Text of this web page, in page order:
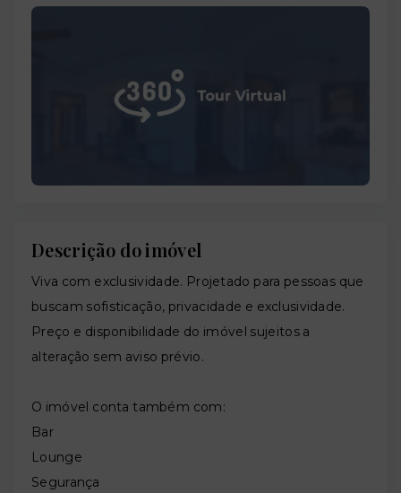
Descrição do imóvel
Viva com exclusividade. Projetado para pessoas que
buscam sofisticação, privacidade e exclusividade.
Preço e disponibilidade do imóvel sujeitos a
alteração sem aviso prévio.
O imóvel conta também com:
Bar
Lounge
Segurança